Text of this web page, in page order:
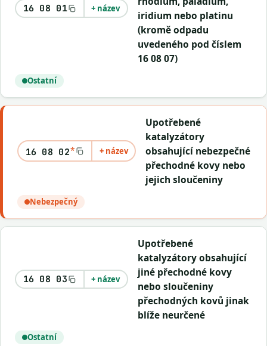
16 08 01 + název
iridium nebo platinu
(kromě odpadu
uvedeného pod číslem
16 08 07)
Ostatní
16 08 02* + název
Upotřebené
katalyzátory
obsahující nebezpečné
přechodné kovy nebo
jejich sloučeniny
Nebezpečný
16 08 03 + název
Upotřebené
katalyzátory obsahující
jiné přechodné kovy
nebo sloučeniny
přechodných kovů jinak
blíže neurčené
Ostatní